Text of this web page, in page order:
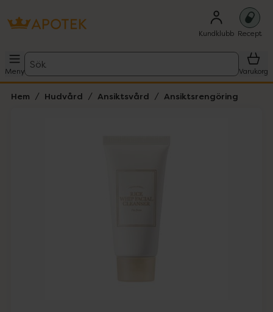
Kundklubb Recept
Meny
Sök
Varukorg
Hem Hudvård Ansiktsvård Ansiktsrengöring